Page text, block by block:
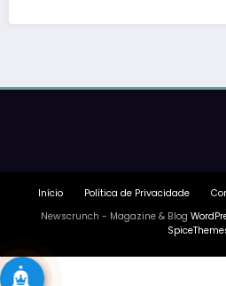
Início Política de Privacidade
Newscrunch - Magazine & Blog